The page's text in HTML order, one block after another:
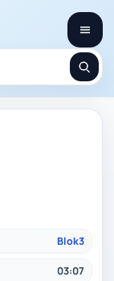
Blok3
03:07